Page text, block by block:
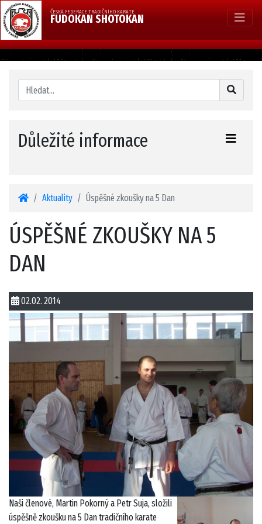
ČESKÁ FEDERACE TRADIČNÍHO KARATE
FUDOKAN SHOTOKAN
Důležité informace
Aktuality Úspěšné zkoušky na 5 Dan
ÚSPĚŠNÉ ZKOUŠKY NA 5
DAN
02.02. 2014
Naši členové, Martin Pokorný a Petr Suja, složili
úspěšně zkoušku na 5 Dan tradičního karate